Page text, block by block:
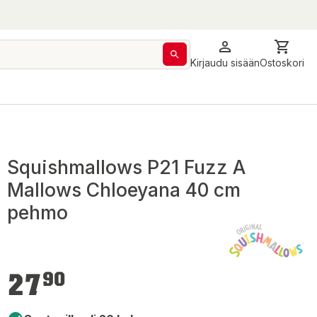
Kirjaudu sisäänOstoskori
Squishmallows P21 Fuzz A
Mallows Chloeyana 40 cm
pehmo
2790